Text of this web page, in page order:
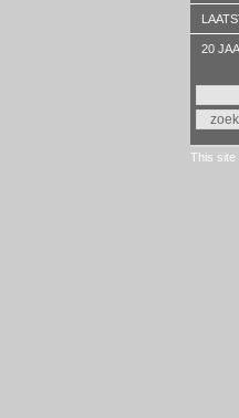
20
This site